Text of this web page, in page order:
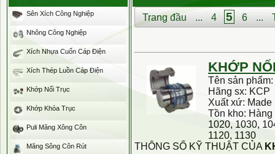
Trang đầu ... 4 5 6 ...
KHỚP
Tên sản phẩm:
Hãng sx: KCP
Xuất xứ: Made
Tồn kho:
1020, 1030,
1120, 1130
THÔNG SỐ KỸ THUẬT CỦA
Sên Xích Công Nghiệp
Nhông Công Nghiệp
Xích Nhựa Cuốn Cáp Điện
Xích Thép Luồn Cáp Điện
Khớp Nối Trục
Khớp Khóa Trục
Puli Măng Xông Côn
Măng Sông Côn Rút